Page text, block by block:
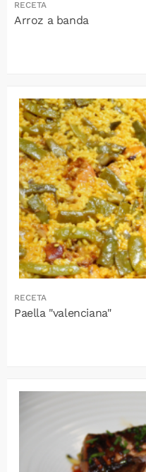
RECETA
Arroz a banda
RECETA
Paella "valenciana"